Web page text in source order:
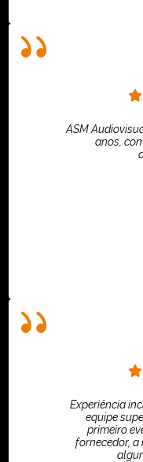
ASM
anos,
Experiência
equipe
primeiro
fornecedor, a